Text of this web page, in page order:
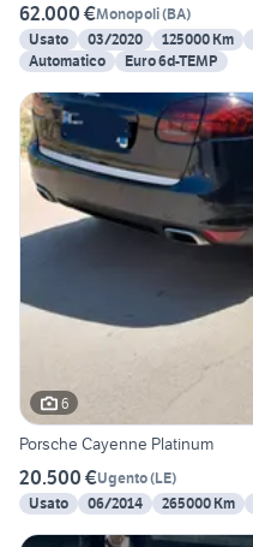
62.000 €Monopoli(BA)
Usato
03/2020 125000 Km
Automatico
Euro 6d-TEMP
6
Porsche Cayenne Platinum
20.500 €Ugento(LE)
Usato
06/2014 265000 Km